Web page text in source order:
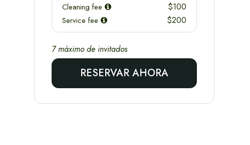
Niño
Edad 2-12
Cleaning fee $100
Service fee $200
7 máximo de invitados
RESERVAR AHORA